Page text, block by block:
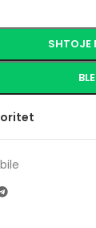
SHTOJE